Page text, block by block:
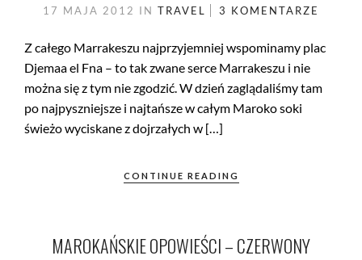
17 MAJA 2012 IN TRAVEL 3 KOMENTARZE
Z całego Marrakeszu najprzyjemniej wspominamy plac
Djemaa el Fna – to tak zwane serce Marrakeszu i nie
można się z tym nie zgodzić. W dzień zaglądaliśmy tam
po najpyszniejsze i najtańsze w całym Maroko soki
świeżo wyciskane z dojrzałych w […]
CONTINUE READING
MAROKAŃSKIE OPOWIEŚCI – CZERWONY